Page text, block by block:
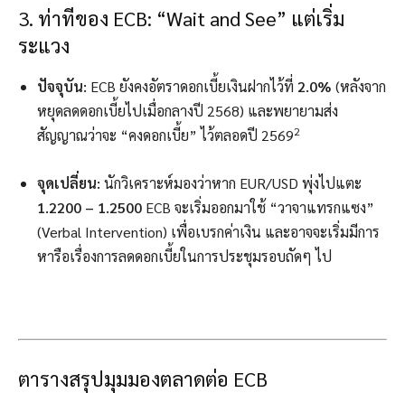
3. ท่าทีของ ECB: “Wait and See” แต่เริ่ม
ระแวง
ปัจจุบัน: ECB ยังคงอัตราดอกเบี้ยเงินฝากไว้ที่ 2.0% (หลังจาก
หยุดลดดอกเบี้ยไปเมื่อกลางปี 2568) และพยายามส่ง
สัญญาณว่าจะ “คงดอกเบี้ย” ไว้ตลอดปี 25692
จุดเปลี่ยน: นักวิเคราะห์มองว่าหาก EUR/USD พุ่งไปแตะ
1.2200 – 1.2500 ECB จะเริ่มออกมาใช้ “วาจาแทรกแซง”
(Verbal Intervention) เพื่อเบรกค่าเงิน และอาจจะเริ่มมีการ
หารือเรื่องการลดดอกเบี้ยในการประชุมรอบถัดๆ ไป
ตารางสรุปมุมมองตลาดต่อ ECB